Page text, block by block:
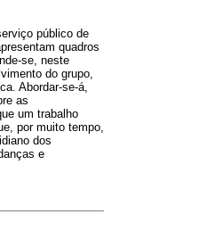
público de
quadros
se, neste
do grupo,
Abordar-se-á,
as
um trabalho
por muito tempo,
dos
e